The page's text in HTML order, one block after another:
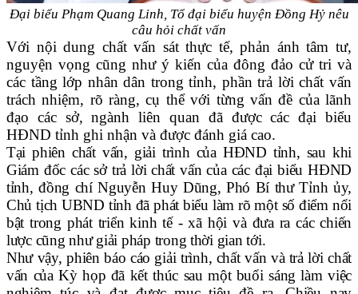
Đại biểu Phạm Quang Linh, Tổ đại biểu huyện Đồng Hỷ nêu
câu hỏi chất vấn
Với nội dung chất vấn sát thực tế, phản ánh tâm tư,
nguyện vọng cũng như ý kiến của đông đảo cử tri và
các tầng lớp nhân dân trong tỉnh, phần trả lời chất vấn
trách nhiệm, rõ ràng, cụ thể với từng vấn đề của lãnh
đạo các sở, ngành liên quan đã được các đại biểu
HĐND tỉnh ghi nhận và được đánh giá cao.
Tại phiên chất vấn, giải trình của HĐND tỉnh, sau khi
Giám đốc các sở trả lời chất vấn của các đại biểu HĐND
tỉnh, đồng chí Nguyễn Huy Dũng, Phó Bí thư Tỉnh ủy,
Chủ tịch UBND tỉnh đã phát biểu làm rõ một số điểm nổi
bật trong phát triển kinh tế - xã hội và đưa ra các chiến
lược cũng như giải pháp trong thời gian tới.
Như vậy, phiên báo cáo giải trình, chất vấn và trả lời chất
vấn của Kỳ họp đã kết thúc sau một buổi sáng làm việc